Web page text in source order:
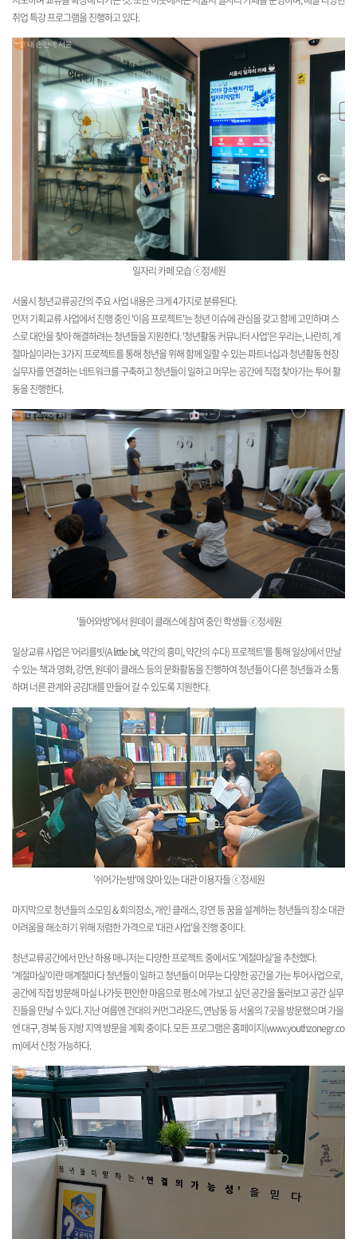
취업 특강 프로그램을 진행하고 있다.
일자리 카페 모습 ⓒ정세원
서울시 청년교류공간의 주요 사업 내용은 크게 4가지로 분류된다.
먼저 기획교류 사업에서 진행 중인 '이음 프로젝트'는청년 이슈에 관심을 갖고 함께 고민하며 스
스로 대안을 찾아 해결하려는 청년들을 지원한다. '청년활동 커뮤니터 사업'은 우리는, 나란히, 계
절마실이라는 3가지 프로젝트를 통해 청년을 위해 함께 일할 수 있는 파트너십과 청년활동 현장
실무자를 연결하는 네트워크를 구축하고 청년들이 일하고 머무는 공간에 직접 찾아가는 투어 활
동을 진행한다.
'들어와방'에서 원데이 클래스에 참여 중인 학생들 ⓒ정세원
일상교류 사업은 '어리를빗(A little bit, 약간의 흥미, 약간의 수다) 프로젝트'를 통해 일상에서 만날
수 있는 책과 영화, 강연, 원데이 클래스 등의 문화활동을 진행하여 청년들이 다른 청년들과 소통
하며 너른 관계와 공감대를 만들어 갈 수 있도록 지원한다.
'쉬어가는방'에 앉아 있는 대관 이용자들 ⓒ정세원
마지막으로 청년들의 소모임 & 회의장소, 개인 클래스, 강연 등 꿈을 설계하는 청년들의 장소 대관
어려움을 해소하기 위해 저렴한 가격으로 '대관 사업'을 진행 중이다.
청년교류공간에서 만난 하용 매니저는 다양한 프로젝트 중에서도 '계절마실'을 추천했다.
'계절마실'이란 매계절마다 청년들이 일하고 청년들이 머무는 다양한 공간을 가는 투어사업으로,
공간에 직접 방문해 마실 나가듯 편안한 마음으로 평소에 가보고 싶던 공간을 둘러보고 공간 실무
진들을 만날 수 있다. 지난 여름엔 건대의 커먼그라운드, 연남동 등 서울의 7곳을 방문했으며 가을
엔 대구, 경북 등 지방 지역 방문을 계획 중이다. 모든 프로그램은 홈페이지(www.youthzonegr.co
m)에서 신청 가능하다.